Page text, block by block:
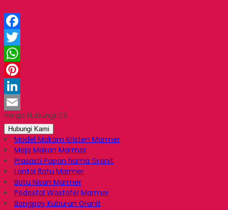
Facebook
Twitter
WhatsApp
Pinterest
LinkedIn
Email
Harga Hubungi CS
Hubungi Kami
Model Makam Kristen Marmer
Meja Makan Marmer
Prasasti Papan Nama Granit
Lantai Batu Marmer
Batu Nisan Marmer
Pedestal Wastafel Marmer
Bongpay Kuburan Granit